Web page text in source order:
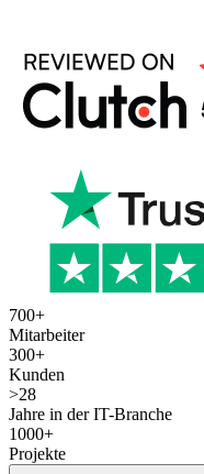
700+
Mitarbeiter
300+
Kunden
>28
Jahre in der IT-Branche
1000+
Projekte